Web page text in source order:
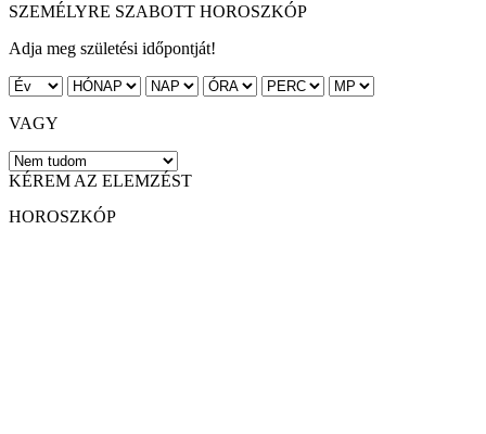
SZEMÉLYRE SZABOTT HOROSZKÓP
Adja meg születési időpontját!
VAGY
KÉREM AZ ELEMZÉST
HOROSZKÓP